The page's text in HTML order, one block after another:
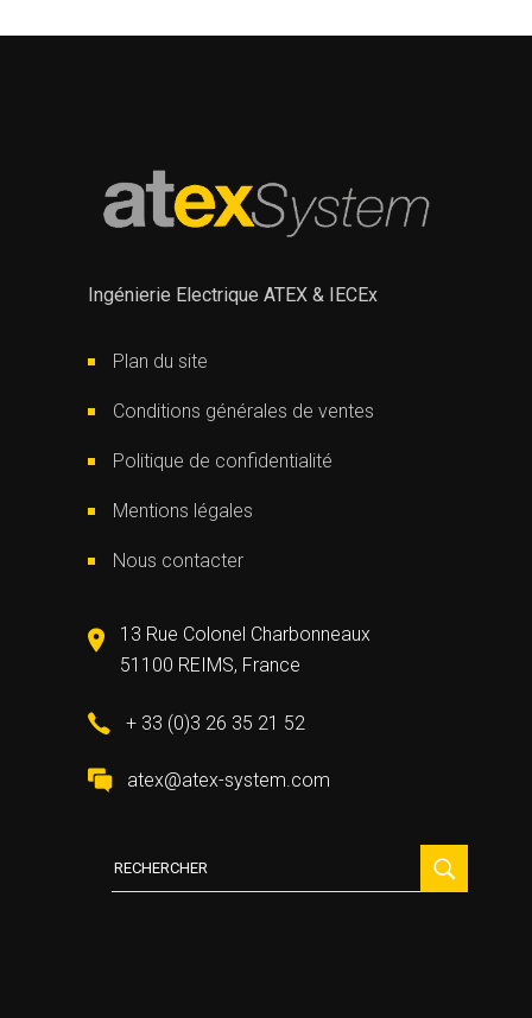
Ingénierie Electrique ATEX & IECEx
Plan du site
Conditions générales de ventes
Politique de confidentialité
Mentions légales
Nous contacter
13 Rue Colonel Charbonneaux
51100 REIMS, France
+ 33 (0)3 26 35 21 52
atex@atex-system.com